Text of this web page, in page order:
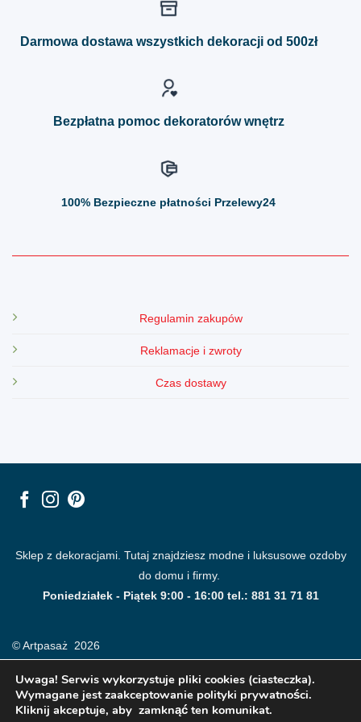
można
Darmowa dostawa wszystkich dekoracji od 500zł
Bezpłatna pomoc dekoratorów wnętrz
100% Bezpieczne płatności Przelewy24
Regulamin zakupów
Reklamacje i zwroty
Czas dostawy
Sklep z dekoracjami. Tutaj znajdziesz modne i luksusowe ozdoby
do domu i firmy.
Poniedziałek - Piątek 9:00 - 16:00 tel.: 881 31 71 81
© Artpasaż 2026
Uwaga! Serwis wykorzystuje pliki cookies (ciasteczka).
Wymagane jest zaakceptowanie polityki prywatności.
Kliknij akceptuje, aby zamknąć ten komunikat.